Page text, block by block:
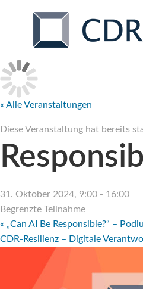
« Alle Veranstaltungen
Diese Veranstaltung hat bereits
31. Oktober 2024, 9:00 - 16:00
Begrenzte Teilnahme
« „Can AI Be Responsible?“ –
CDR-Resilienz – Digitale